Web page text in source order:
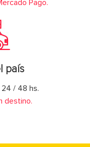
Pago.
país
/ 48 hs.
destino.